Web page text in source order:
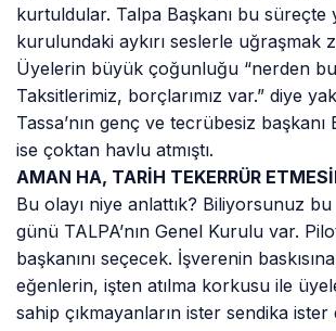
kurtuldular. Talpa Başkanı bu süreçte
kurulundaki aykırı seslerle uğraşmak
Üyelerin büyük çoğunluğu “nerden
Taksitlerimiz, borçlarımız var.” diye
Tassa’nın genç ve tecrübesiz
ise çoktan havlu atmıştı.
AMAN HA, TARİH TEKERRÜR
Bu olayı niye anlattık? Biliyorsunuz
günü TALPA’nın Genel Kurulu var.
başkanını seçecek. İşverenin
eğenlerin, işten atılma korkusu ile
sahip çıkmayanların ister sendika